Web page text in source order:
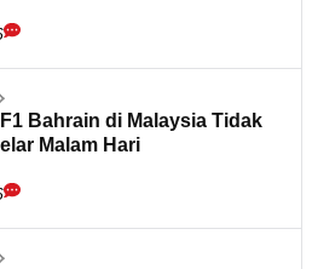
Bahrain di Malaysia Tidak
Malam Hari